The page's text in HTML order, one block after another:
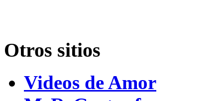
Otros sitios
Videos de Amor